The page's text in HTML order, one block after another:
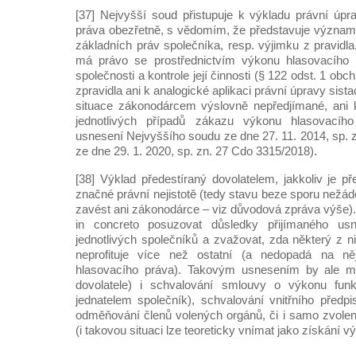
[37] Nejvyšší soud přistupuje k výkladu právní
práva obezřetně, s vědomím, že představuje
základních práv společníka, resp. výjimku z
má právo se prostřednictvím výkonu
společnosti a kontrole její činnosti (§ 122 odst. 1
zpravidla ani k analogické aplikaci právní úpravy
situace zákonodárcem výslovně nepředjímané,
jednotlivých případů zákazu výkonu
usnesení Nejvyššího soudu ze dne 27. 11. 2014, sp.
ze dne 29. 1. 2020, sp. zn. 27 Cdo 3315/2018).
[38] Výklad předestíraný dovolatelem, jakkoliv je
značné právní nejistotě (tedy stavu beze sporu
zavést ani zákonodárce – viz důvodová zpráva
in concreto posuzovat důsledky přijímaného
jednotlivých společníků a zvažovat, zda některý z
neprofituje více než ostatní (a nedopadá na
hlasovacího práva). Takovým usnesením by ale
dovolatele) i schvalování smlouvy o výkonu
jednatelem společník), schvalování vnitřního
odměňování členů volených orgánů, či i samo
(i takovou situaci lze teoreticky vnímat jako získání